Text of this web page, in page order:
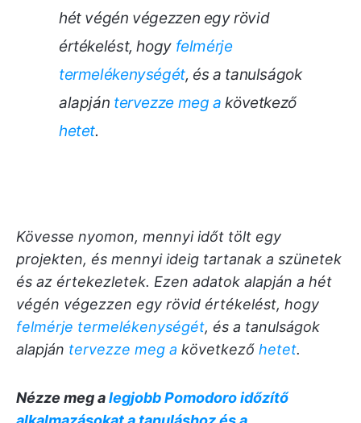
hét végén végezzen egy rövid
értékelést, hogy felmérje
termelékenységét, és a tanulságok
alapján tervezze meg a következő
hetet.
Kövesse nyomon, mennyi időt tölt egy
projekten, és mennyi ideig tartanak a szünetek
és az értekezletek. Ezen adatok alapján a hét
végén végezzen egy rövid értékelést, hogy
felmérje termelékenységét, és a tanulságok
alapján tervezze meg a következő hetet.
Nézze meg alegjobb Pomodoro időzítő